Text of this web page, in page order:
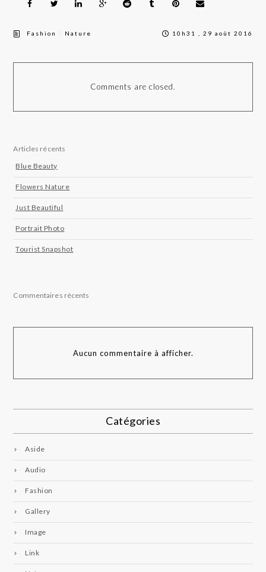
Fashion Nature 10h31 , 29 août 2016
Comments are closed.
Articles récents
Blue Beauty
Flowers Nature
Just Beautiful
Portrait Photo
Tourist Snapshot
Commentaires récents
Aucun commentaire à afficher.
Catégories
Aside
Audio
Fashion
Gallery
Image
Link